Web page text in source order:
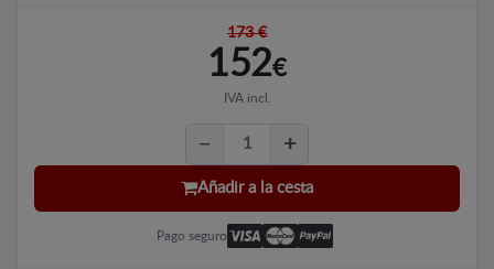
173 €
152€
IVA incl.
Añadir a la cesta
Pago seguro